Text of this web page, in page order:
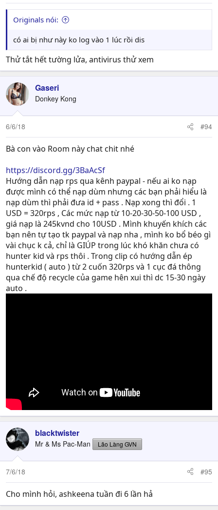
Originals nói:
có ai bị như này ko log vào 1 lúc rồi dis
Thử tắt hết tường lửa, antivirus thử xem
Gaseri
Donkey Kong
6/6/18 #94
Bà con vào Room này chat chit nhé
https://discord.gg/3BaAcSf
Hướng dẫn nạp rps qua kênh paypal - nếu ai ko nạp
được mình có thể nạp dùm nhưng các bạn phải hiểu là
nạp dùm thì phải đưa id + pass . Nạp xong thì đổi . 1
USD = 320rps , Các mức nạp từ 10-20-30-50-100 USD ,
giá nạp là 245kvnd cho 10USD . Mình khuyến khích các
bạn nên tự tạo tk paypal và nạp nha , mình ko bổ béo gì
vài chục k cả, chỉ là GIÚP trong lúc khó khăn chưa có
hunter kid và rps thôi . Trong clip có hướng dẫn ép
hunterkid ( auto ) từ 2 cuốn 320rps và 1 cục đá thông
qua chế độ recycle của game hên xui thì dc 15-30 ngày
auto .
blacktwister
Mr & Ms Pac-Man Lão Làng GVN
7/6/18 #95
Cho mình hỏi, ashkeena tuần đi 6 lần hả